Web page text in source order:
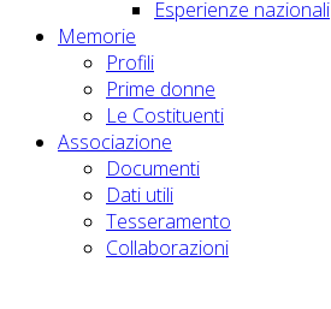
Esperienze nazionali
Memorie
Profili
Prime donne
Le Costituenti
Associazione
Documenti
Dati utili
Tesseramento
Collaborazioni